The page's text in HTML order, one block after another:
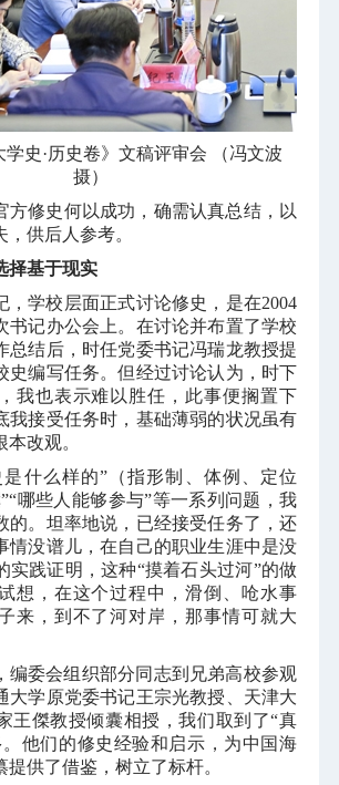
学史·历史卷》文稿评审会 （冯文波
摄）
方修史何以成功，确需认真总结，以
供后人参考。
择基于现实
，学校层面正式讨论修史，是在2004
书记办公会上。在讨论并布置了学校
总结后，时任党委书记冯瑞龙教授提
史编写任务。但经过讨论认为，时下
我也表示难以胜任，此事便搁置下
我接受任务时，基础薄弱的状况虽有
改观。
是什么样的”（指形制、体例、定位
哪些人能够参与”等一系列问题，我
的。坦率地说，已经接受任务了，还
情没谱儿，在自己的职业生涯中是没
实践证明，这种“摸着石头过河”的做
想，在这个过程中，滑倒、呛水事
来，到不了河对岸，那事情可就大
编委会组织部分同志到兄弟高校参观
大学原党委书记王宗光教授、天津大
王傑教授倾囊相授，我们取到了“真
他们的修史经验和启示，为中国海
供了借鉴，树立了标杆。